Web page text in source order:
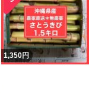
1,350円